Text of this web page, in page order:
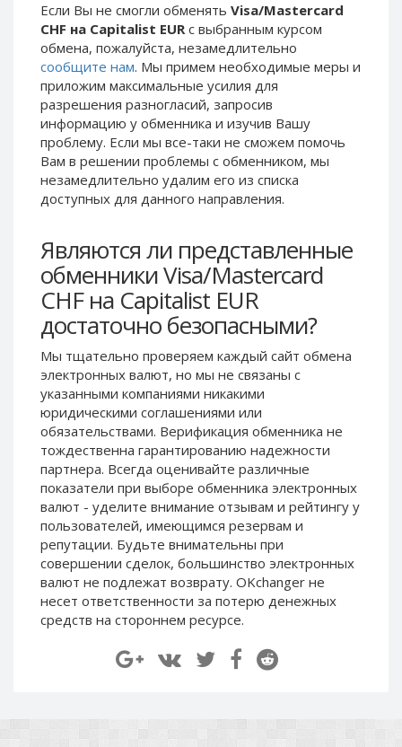
Если Вы не смогли обменять Visa/Mastercard
CHF на Capitalist EURс выбранным курсом
обмена, пожалуйста, незамедлительно
сообщите нам. Мы примем необходимые меры и
приложим максимальные усилия для
разрешения разногласий, запросив
информацию у обменника и изучив Вашу
проблему. Если мы все-таки не сможем помочь
Вам в решении проблемы c обменником, мы
незамедлительно удалим его из списка
доступных для данного направления.
Являются ли представленные
обменники Visa/Mastercard
CHF на Capitalist EUR
достаточно безопасными?
Мы тщательно проверяем каждый сайт обмена
электронных валют, но мы не связаны c
указанными компаниями никакими
юридическими соглашениями или
обязательствами. Верификация обменника не
тождественна гарантированию надежности
партнера. Всегда оценивайте различные
показатели при выборе обменника электронных
валют - уделите внимание отзывам и рейтингу у
пользователей, имеющимся резервам и
репутации. Будьте внимательны при
совершении сделок, большинство электронных
валют не подлежат возврату. OKchanger не
несет ответственности за потерю денежных
средств на стороннем ресурсе.
Neteller USD
Neteller EUR
Neteller INR
Neteller PLN
Neteller GBP
Neteller NOK
Neteller SEK
PaySera USD
PaySera PLN
AliPay CNY
UnionPay CNY
Paymer USD
Paymer RUB
Paymer UAH
Capitalist USD
Capitalist RUB
Capitalist EUR
Payoneer USD
Payoneer EUR
Revolut Binance USD
(BUSD)
Revolut USD
Global24 UAH
Neteller USD
Neteller EUR
Neteller INR
Neteller PLN
Neteller GBP
Neteller NOK
Neteller SEK
PaySera USD
PaySera PLN
AliPay CNY
UnionPay CNY
Paymer USD
Paymer RUB
Capitalist USD
Capitalist RUB
Capitalist EUR
Payoneer USD
Payoneer EUR
Revolut Binance USD
(BUSD)
Revolut USD
Revolut EUR
Piastrix EUR